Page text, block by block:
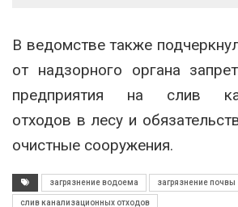
В ведомстве также
от надзорного органа
предприятия на слив
отходов в лесу и
очистные сооружения.
загрязнение водоема загрязнение почвы
слив канализационных отходов